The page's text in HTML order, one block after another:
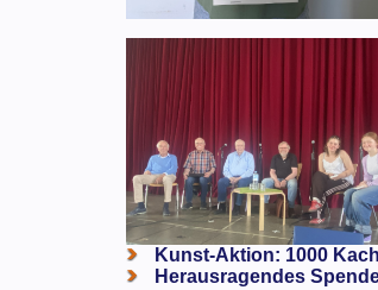
Kunst-Aktion: 1000
Herausragendes